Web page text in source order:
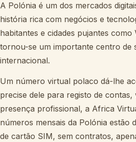
A Polónia é um dos mercados
história rica com negócios e
habitantes e cidades pujantes
tornou-se um importante centro de
internacional.
Um número virtual polaco dá-lhe
precise dele para registo de
presença profissional, a Africa
números mensais da Polónia estão
de cartão SIM, sem contratos,